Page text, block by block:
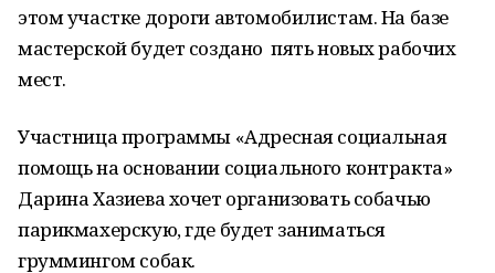
этом участке дороги автомобилистам. На базе
мастерской будет создано пять новых рабочих
мест.
Участница программы «Адресная социальная
помощь на основании социального контракта»
Дарина Хазиева хочет организовать собачью
парикмахерскую, где будет заниматься
груммингом собак.